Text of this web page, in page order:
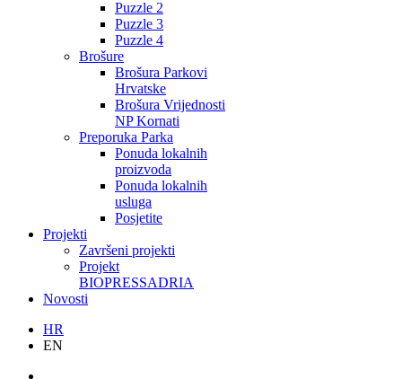
Puzzle 2
Puzzle 3
Puzzle 4
Brošure
Brošura Parkovi
Hrvatske
Brošura Vrijednosti
NP Kornati
Preporuka Parka
Ponuda lokalnih
proizvoda
Ponuda lokalnih
usluga
Posjetite
Projekti
Završeni projekti
Projekt
BIOPRESSADRIA
Novosti
HR
EN